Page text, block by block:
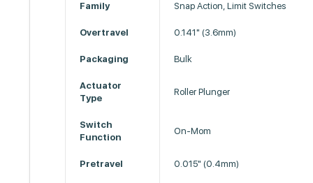
Family Snap Action, Limit Switches
Overtravel 0.141" (3.6mm)
Packaging Bulk
Actuator
Type
Roller Plunger
Switch
Function
On-Mom
Pretravel 0.015" (0.4mm)